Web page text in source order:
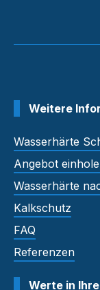
Weitere
Wasserhärte
Angebot
Wasserhärte
Kalkschutz
FAQ
Referenzen
Werte in